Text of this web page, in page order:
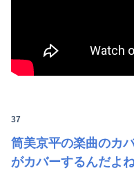
37
筒美京平の楽曲のカ
がカバーするんだよ